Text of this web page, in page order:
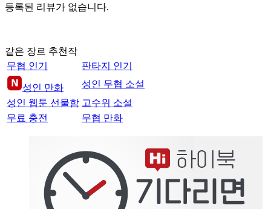
등록된 리뷰가 없습니다.
같은 장르 추천작
무협 인기
판타지 인기
성인 만화
성인 무협 소설
성인 웹툰 선물함 고수위 소설
무료 충전
무협 만화